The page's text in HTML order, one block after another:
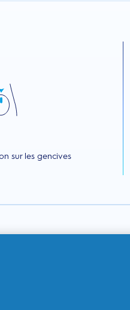
sur les gencives